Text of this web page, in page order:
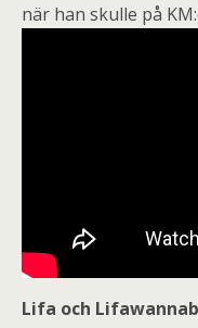
när han skulle på
Lifa och